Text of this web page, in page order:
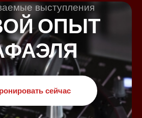
выступления
ОПЫТ
сейчас